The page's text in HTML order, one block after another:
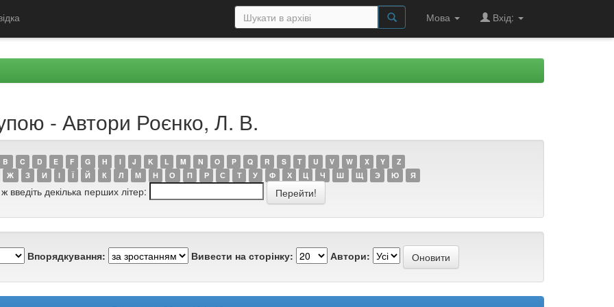
Мова Вхід:
- Автори Роєнко, Л. В.
B C D E F G H I J K L M N O P Q R S T U V W X Y
Z
Ж З И І Ї Й К Л М Н О П Р С Т У Ф Х Ц Ч Ш Щ Э Ю Я
введіть декілька перших літер:
Впорядкування: Вивести на сторінку: Автори: